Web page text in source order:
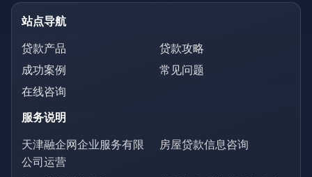
站点导航
贷款产品
贷款攻略
成功案例
常见问题
在线咨询
服务说明
天津融企网企业服务有限
公司运营
房屋贷款信息咨询